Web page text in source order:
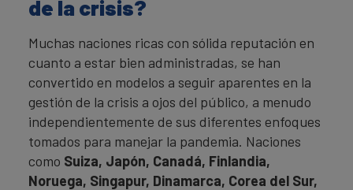
de la crisis?
Muchas naciones ricas con sólida reputación en
cuanto a estar bien administradas, se han
convertido en modelos a seguir aparentes en la
gestión de la crisis a ojos del público, a menudo
independientemente de sus diferentes enfoques
tomados para manejar la pandemia. Naciones
como Suiza, Japón, Canadá, Finlandia,
Noruega, Singapur, Dinamarca, Corea del Sur,